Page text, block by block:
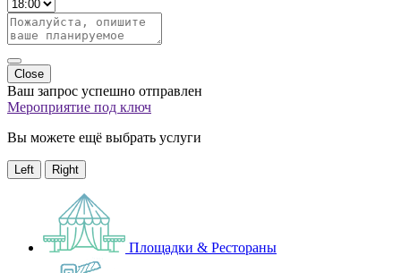
Close
Ваш запрос успешно отправлен
Мероприятие под ключ
Вы можете ещё выбрать услуги
Left Right
Площадки & Рестораны